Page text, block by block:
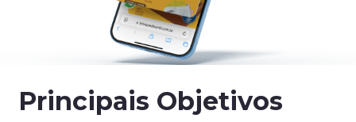
Principais Objetivos